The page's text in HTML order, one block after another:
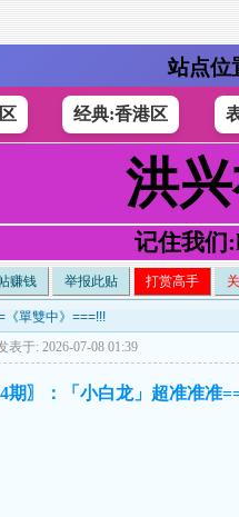
站点位
经典:香港区
洪
记住我们
赚钱 举报此贴 打赏高手
《單雙中》===!!!
表于: 2026-07-08 01:39
期〗：「小白龙」超准准准